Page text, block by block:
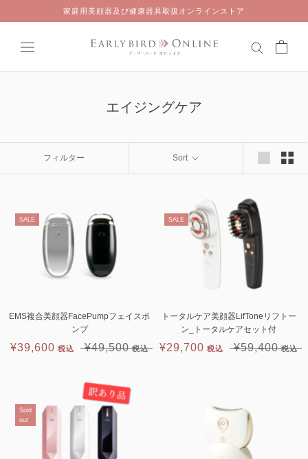
to
家庭用美顔器及び健康器具取扱オンラインストア
エイジングケア
フィルター Sort
SALE
EMS複合美顔器FacePumpフェイスポ
ンプ
¥39,600 ¥49,500
SALE
トータルケア美顔器LifToneリフトー
ン_トータルケアセット付
¥29,700 ¥59,400
Sold
out